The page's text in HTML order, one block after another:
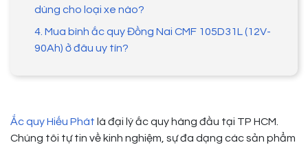
dùng cho loại xe nào?
4. Mua bình ắc quy Đồng Nai CMF 105D31L (12V-
90Ah) ở đâu uy tín?
Ắc quy Hiếu Phát là đại lý ắc quy hàng đầu tại TP HCM.
Chúng tôi tự tin về kinh nghiệm, sự đa dạng các sản phẩm